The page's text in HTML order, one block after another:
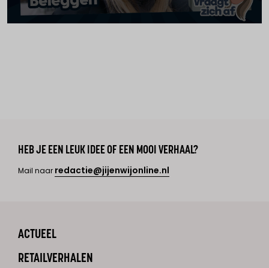
HEB JE EEN LEUK IDEE OF EEN MOOI VERHAAL?
Mail naar redactie@jijenwijonline.nl
ACTUEEL
RETAILVERHALEN